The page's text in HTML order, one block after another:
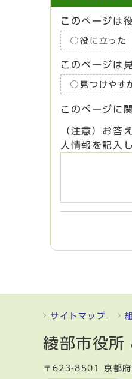
このページは
役に立った
このページは
見つけやす
このページに
（注意）お答
人情報を記入
サイトマップ
綾部市役所
〒623-8501 京都府